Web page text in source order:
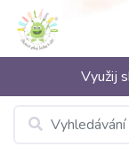
Využij